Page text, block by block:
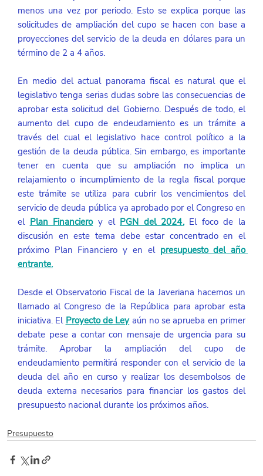
menos una vez por periodo. Esto se explica porque las
solicitudes de ampliación del cupo se hacen con base a
proyecciones del servicio de la deuda en dólares para un
término de 2 a 4 años.
En medio del actual panorama fiscal es natural que el
legislativo tenga serias dudas sobre las consecuencias de
aprobar esta solicitud del Gobierno. Después de todo, el
aumento del cupo de endeudamiento es un trámite a
través del cual el legislativo hace control político a la
gestión de la deuda pública. Sin embargo, es importante
tener en cuenta que su ampliación no implica un
relajamiento o incumplimiento de la regla fiscal porque
este trámite se utiliza para cubrir los vencimientos del
servicio de deuda pública ya aprobado por el Congreso en
el Plan Financiero y el PGN del 2024. El foco de la
discusión en este tema debe estar concentrado en el
próximo Plan Financiero y en el presupuesto del año
entrante.
Desde el Observatorio Fiscal de la Javeriana hacemos un
llamado al Congreso de la República para aprobar esta
iniciativa. El Proyecto de Ley aún no se aprueba en primer
debate pese a contar con mensaje de urgencia para su
trámite. Aprobar la ampliación del cupo de
endeudamiento permitirá responder con el servicio de la
deuda del año en curso y realizar los desembolsos de
deuda externa necesarios para financiar los gastos del
presupuesto nacional durante los próximos años.
Presupuesto